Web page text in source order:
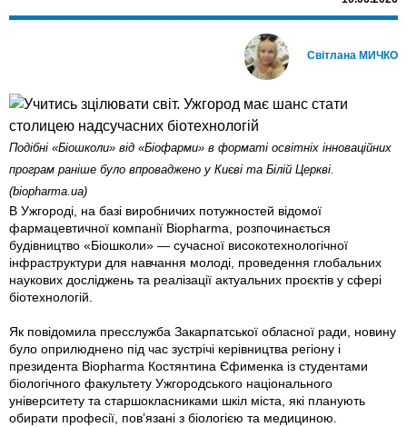
Світлана МИЧКО
Подібні «Біошколи» від «Біофарми» в форматі освітніх інноваційних
програм раніше було впроваджено у Києві та Білій Церкві.
(biopharma.ua)
В Ужгороді, на базі виробничих потужностей відомої
фармацевтичної компанії Biopharma, розпочинається
будівництво «Біошколи» — сучасної високотехнологічної
інфраструктури для навчання молоді, проведення глобальних
наукових досліджень та реалізації актуальних проєктів у сфері
біотехнологій.
Як повідомила пресслужба Закарпатської обласної ради, новину
було оприлюднено під час зустрічі керівництва регіону і
президента Biopharma Костянтина Єфименка із студентами
біологічного факультету Ужгородського національного
університету та старшокласниками шкіл міста, які планують
обирати професії, пов’язані з біологією та медициною.